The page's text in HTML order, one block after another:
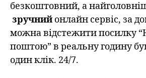
безкоштовний, а
зручнийонлайн сервіс, за
можна відстежити посилку
поштою” в реальну годину
один клік. 24/7.